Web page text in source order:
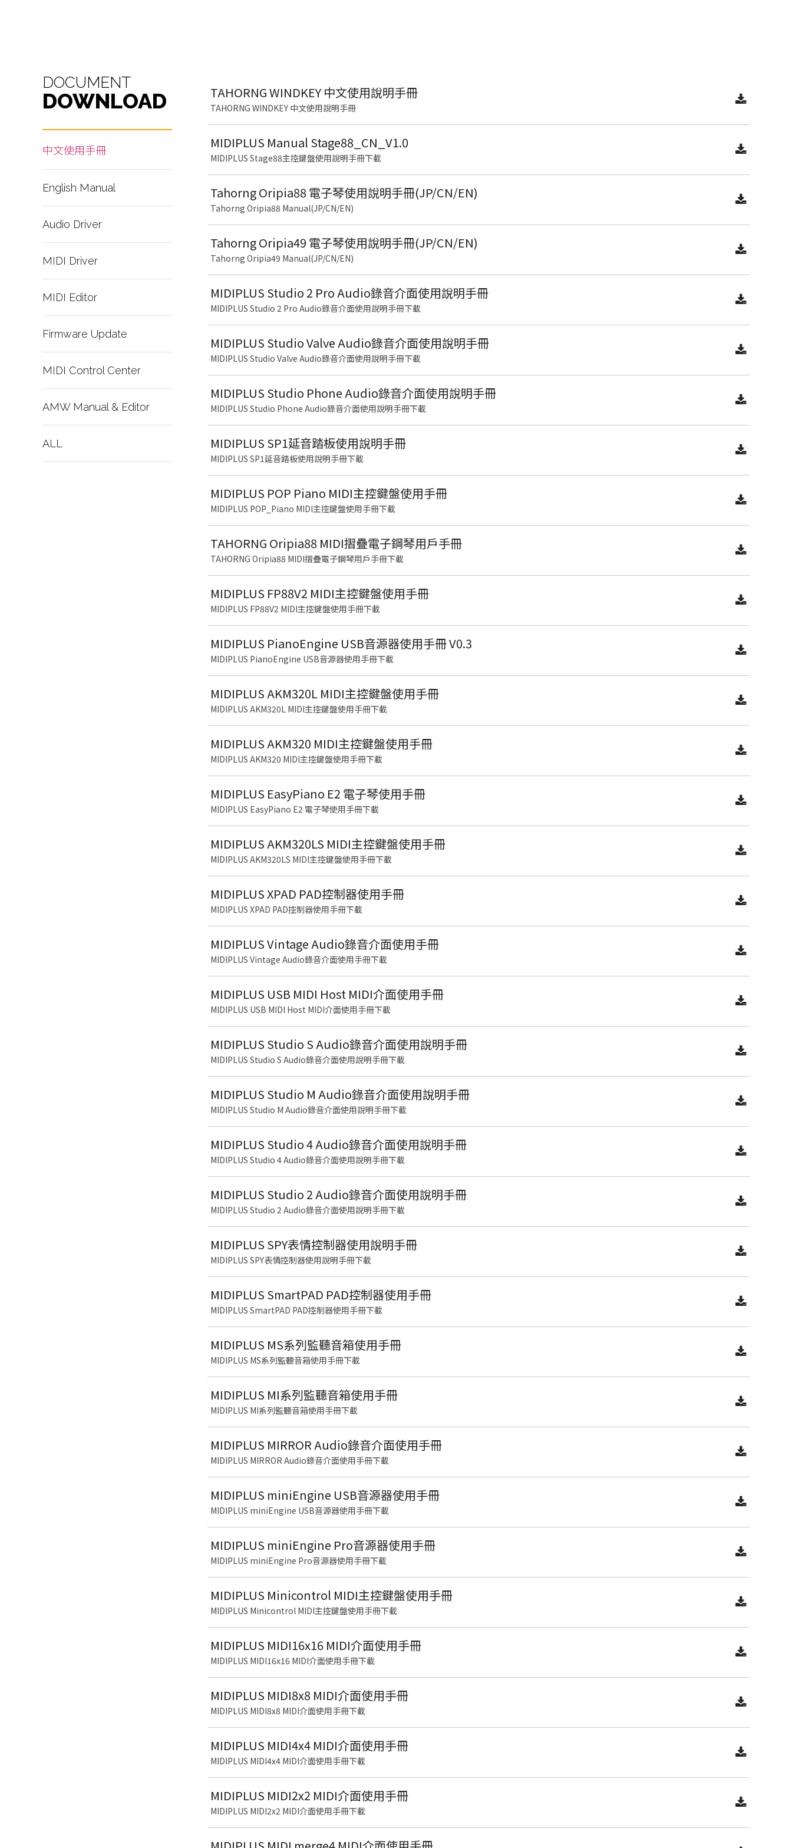
DOCUMENT
DOWNLOAD
中文使用手冊
English Manual
Audio Driver
MIDI Driver
MIDI Editor
Firmware Update
MIDI Control Center
AMW Manual & Editor
ALL
TAHORNG WINDKEY 中文使用說明手冊
TAHORNG WINDKEY 中文使用說明手冊
MIDIPLUS Manual Stage88_CN_V1.0
MIDIPLUS Stage88主控鍵盤使用說明手冊下載
Tahorng Oripia88 電子琴使用說明手冊(JP/CN/EN)
Tahorng Oripia88 Manual(JP/CN/EN)
Tahorng Oripia49 電子琴使用說明手冊(JP/CN/EN)
Tahorng Oripia49 Manual(JP/CN/EN)
MIDIPLUS Studio 2 Pro Audio錄音介面使用說明手冊
MIDIPLUS Studio 2 Pro Audio錄音介面使用說明手冊下載
MIDIPLUS Studio Valve Audio錄音介面使用說明手冊
MIDIPLUS Studio Valve Audio錄音介面使用說明手冊下載
MIDIPLUS Studio Phone Audio錄音介面使用說明手冊
MIDIPLUS Studio Phone Audio錄音介面使用說明手冊下載
MIDIPLUS SP1延音踏板使用說明手冊
MIDIPLUS SP1延音踏板使用說明手冊下載
MIDIPLUS POP Piano MIDI主控鍵盤使用手冊
MIDIPLUS POP_Piano MIDI主控鍵盤使用手冊下載
TAHORNG Oripia88 MIDI摺疊電子鋼琴用戶手冊
TAHORNG Oripia88 MIDI摺疊電子鋼琴用戶手冊下載
MIDIPLUS FP88V2 MIDI主控鍵盤使用手冊
MIDIPLUS FP88V2 MIDI主控鍵盤使用手冊下載
MIDIPLUS PianoEngine USB音源器使用手冊 V0.3
MIDIPLUS PianoEngine USB音源器使用手冊下載
MIDIPLUS AKM320L MIDI主控鍵盤使用手冊
MIDIPLUS AKM320L MIDI主控鍵盤使用手冊下載
MIDIPLUS AKM320 MIDI主控鍵盤使用手冊
MIDIPLUS AKM320 MIDI主控鍵盤使用手冊下載
MIDIPLUS EasyPiano E2 電子琴使用手冊
MIDIPLUS EasyPiano E2 電子琴使用手冊下載
MIDIPLUS AKM320LS MIDI主控鍵盤使用手冊
MIDIPLUS AKM320LS MIDI主控鍵盤使用手冊下載
MIDIPLUS XPAD PAD控制器使用手冊
MIDIPLUS XPAD PAD控制器使用手冊下載
MIDIPLUS Vintage Audio錄音介面使用手冊
MIDIPLUS Vintage Audio錄音介面使用手冊下載
MIDIPLUS USB MIDI Host MIDI介面使用手冊
MIDIPLUS USB MIDI Host MIDI介面使用手冊下載
MIDIPLUS Studio S Audio錄音介面使用說明手冊
MIDIPLUS Studio S Audio錄音介面使用說明手冊下載
MIDIPLUS Studio M Audio錄音介面使用說明手冊
MIDIPLUS Studio M Audio錄音介面使用說明手冊下載
MIDIPLUS Studio 4 Audio錄音介面使用說明手冊
MIDIPLUS Studio 4 Audio錄音介面使用說明手冊下載
MIDIPLUS Studio 2 Audio錄音介面使用說明手冊
MIDIPLUS Studio 2 Audio錄音介面使用說明手冊下載
MIDIPLUS SPY表情控制器使用說明手冊
MIDIPLUS SPY表情控制器使用說明手冊下載
MIDIPLUS SmartPAD PAD控制器使用手冊
MIDIPLUS SmartPAD PAD控制器使用手冊下載
MIDIPLUS MS系列監聽音箱使用手冊
MIDIPLUS MS系列監聽音箱使用手冊下載
MIDIPLUS MI系列監聽音箱使用手冊
MIDIPLUS MI系列監聽音箱使用手冊下載
MIDIPLUS MIRROR Audio錄音介面使用手冊
MIDIPLUS MIRROR Audio錄音介面使用手冊下載
MIDIPLUS miniEngine USB音源器使用手冊
MIDIPLUS miniEngine USB音源器使用手冊下載
MIDIPLUS miniEngine Pro音源器使用手冊
MIDIPLUS miniEngine Pro音源器使用手冊下載
MIDIPLUS Minicontrol MIDI主控鍵盤使用手冊
MIDIPLUS Minicontrol MIDI主控鍵盤使用手冊下載
MIDIPLUS MIDI16x16 MIDI介面使用手冊
MIDIPLUS MIDI16x16 MIDI介面使用手冊下載
MIDIPLUS MIDI8x8 MIDI介面使用手冊
MIDIPLUS MIDI8x8 MIDI介面使用手冊下載
MIDIPLUS MIDI4x4 MIDI介面使用手冊
MIDIPLUS MIDI4x4 MIDI介面使用手冊下載
MIDIPLUS MIDI2x2 MIDI介面使用手冊
MIDIPLUS MIDI2x2 MIDI介面使用手冊下載